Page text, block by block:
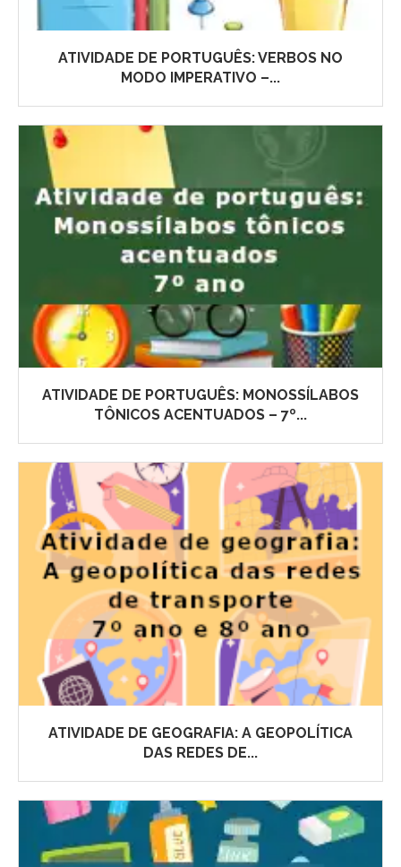
ATIVIDADE DE PORTUGUÊS: VERBOS NO
MODO IMPERATIVO –...
ATIVIDADE DE PORTUGUÊS: MONOSSÍLABOS
TÔNICOS ACENTUADOS – 7º...
ATIVIDADE DE GEOGRAFIA: A GEOPOLÍTICA
DAS REDES DE...